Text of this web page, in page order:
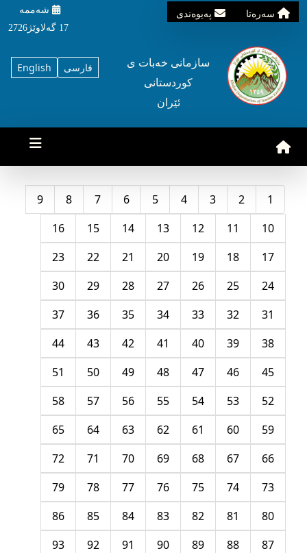
سه‌ره‌تا په‌یوه‌ندی
شه‌ممه‌
17 گه‌لاوێژ2726
English فارسی
سازمانی خه‌بات ی
کوردستانی
ئێران
1
2
3
4
5
6
7
8
9
10
11
12
13
14
15
16
17
18
19
20
21
22
23
24
25
26
27
28
29
30
31
32
33
34
35
36
37
38
39
40
41
42
43
44
45
46
47
48
49
50
51
52
53
54
55
56
57
58
59
60
61
62
63
64
65
66
67
68
69
70
71
72
73
74
75
76
77
78
79
80
81
82
83
84
85
86
87
88
89
90
91
92
93